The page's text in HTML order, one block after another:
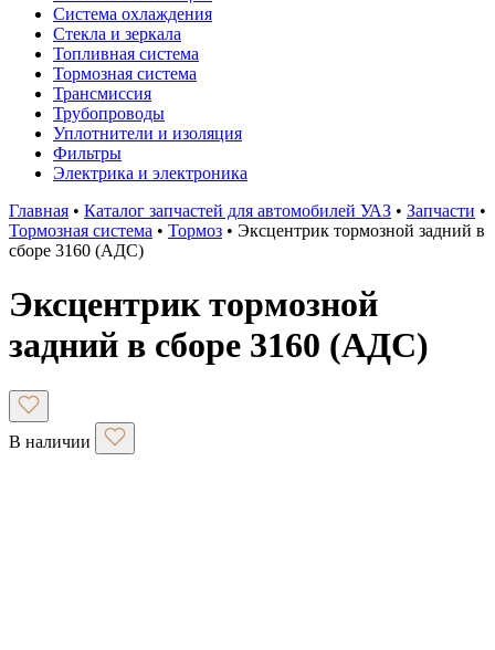
Система охлаждения
Стекла и зеркала
Топливная система
Тормозная система
Трансмиссия
Трубопроводы
Уплотнители и изоляция
Фильтры
Электрика и электроника
Главная • Каталог запчастей для автомобилей УАЗ • Запчасти •
Тормозная система • Тормоз • Эксцентрик тормозной задний в
сборе 3160 (АДС)
Эксцентрик тормозной
задний в сборе 3160 (АДС)
В наличии